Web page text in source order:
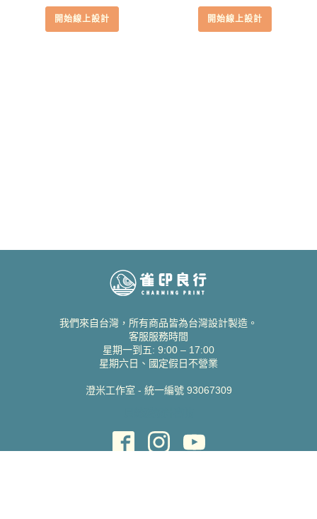
始
價
前
價
開始線上設計
始
價
前
價
開始線上設計
我們來自台灣，所有商品皆為台灣設計製造。
客服服務時間
星期一到五: 9:00 – 17:00
星期六日、國定假日不營業
澄米工作室 - 統一編號 93067309